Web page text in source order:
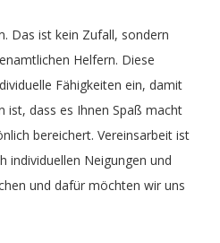
Das ist kein Zufall, sondern
Helfern. Diese
Fähigkeiten ein, damit
ist, dass es Ihnen Spaß macht
bereichert. Vereinsarbeit ist
individuellen Neigungen und
und dafür möchten wir uns